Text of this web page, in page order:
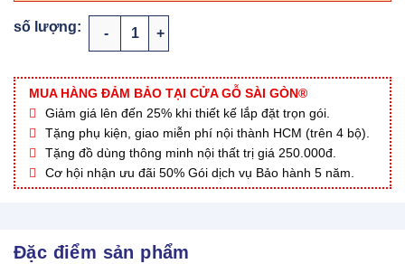
CỬA GỖ HDF SGD.6A-C3 số lượng
MUA HÀNG ĐẢM BẢO TẠI CỬA GỖ SÀI GÒN®
Giảm giá lên đến 25% khi thiết kế lắp đặt trọn gói.
Tặng phụ kiện, giao miễn phí nội thành HCM (trên 4 bộ).
Tặng đồ dùng thông minh nội thất trị giá 250.000đ.
Cơ hội nhận ưu đãi 50% Gói dịch vụ Bảo hành 5 năm.
Đặc điểm sản phẩm